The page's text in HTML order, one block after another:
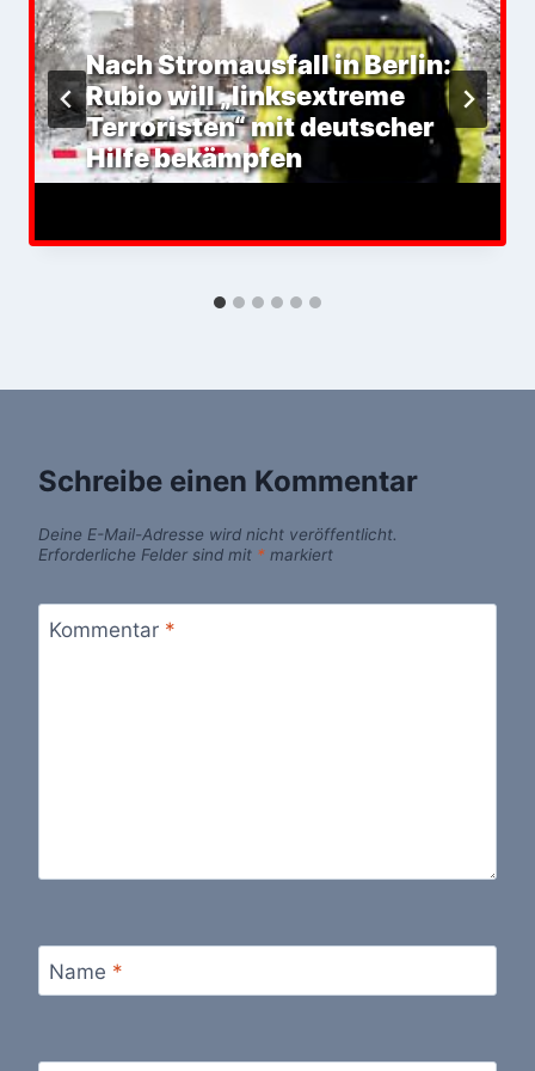
Nach Stromausfall in Berlin:
Rubio will „linksextreme
Terroristen“ mit deutscher
Hilfe bekämpfen
Schreibe einen Kommentar
Deine E-Mail-Adresse wird nicht veröffentlicht.
Erforderliche Felder sind mit * markiert
Kommentar *
Name *